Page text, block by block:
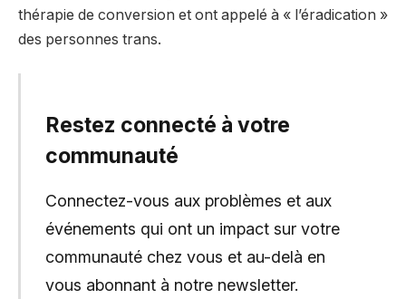
thérapie de conversion et ont appelé à « l’éradication »
des personnes trans.
Restez connecté à votre
communauté
Connectez-vous aux problèmes et aux
événements qui ont un impact sur votre
communauté chez vous et au-delà en
vous abonnant à notre newsletter.